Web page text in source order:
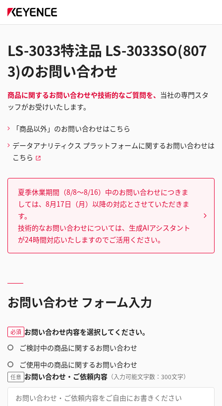
LS-3033特注品 LS-3033SO(807
3)のお問い合わせ
商品に関するお問い合わせや技術的なご質問を、 当社の専門スタ
ッフがお受けいたします。
「商品以外」のお問い合わせはこちら
データアナリティクス プラットフォームに関するお問い合わせは
こちら
夏季休業期間（8/8～8/16）中のお問い合わせにつきま
しては、8月17日（月）以降の対応とさせていただきま
す。
技術的なお問い合わせについては、生成AIアシスタント
が24時間対応いたしますのでご活用ください。
お問い合わせ フォーム入力
必須 お問い合わせ内容を選択してください。
ご検討中の商品に関するお問い合わせ
ご使用中の商品に関するお問い合わせ
任意 お問い合わせ・ご依頼内容 （入力可能文字数：300文字）